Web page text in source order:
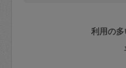
定期契約をキャ
期は月2回まで
利用の多